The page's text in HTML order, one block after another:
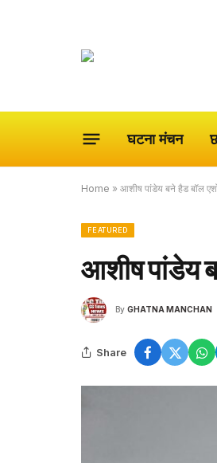
घटना मंचन
Home » आशीष पांडेय बने हैड बॉल
FEATURED
आशीष पांडेय
By GHATNA MANCHAN
Share